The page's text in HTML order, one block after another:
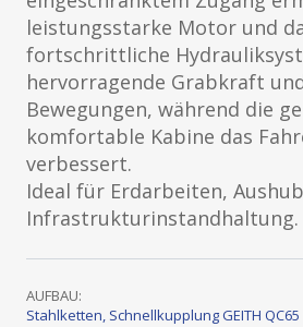
leistungsstarke Motor und
fortschrittliche
hervorragende Grabkraft
Bewegungen, während die
komfortable Kabine das
verbessert.
Ideal für Erdarbeiten,
Infrastrukturinstandhaltung.
AUFBAU:
Stahlketten, Schnellkupplung GEITH QC65